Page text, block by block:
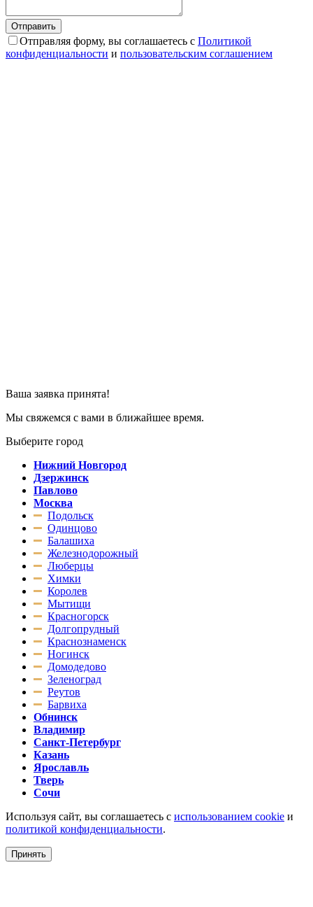
Отправляя форму, вы соглашаетесь с Политикой
конфиденциальности и пользовательским соглашением
Ваша заявка принята!
Мы свяжемся с вами в ближайшее время.
Выберите город
Нижний Новгород
Дзержинск
Павлово
Москва
Подольск
Одинцово
Балашиха
Железнодорожный
Люберцы
Химки
Королев
Мытищи
Красногорск
Долгопрудный
Краснознаменск
Ногинск
Домодедово
Зеленоград
Реутов
Барвиха
Обнинск
Владимир
Санкт-Петербург
Казань
Ярославль
Тверь
Сочи
Используя сайт, вы соглашаетесь с использованием cookie и
политикой конфиденциальности.
Принять